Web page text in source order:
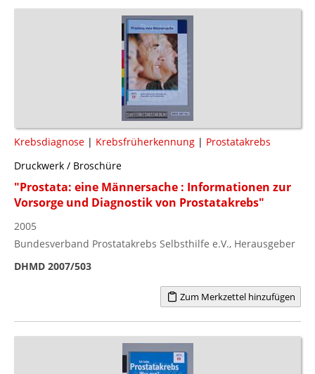
Krebsdiagnose | Krebsfrüherkennung | Prostatakrebs
Druckwerk / Broschüre
"Prostata: eine Männersache : Informationen zur
Vorsorge und Diagnostik von Prostatakrebs"
2005
Bundesverband Prostatakrebs Selbsthilfe e.V., Herausgeber
DHMD 2007/503
Zum Merkzettel hinzufügen